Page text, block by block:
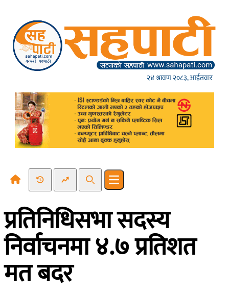
२४ श्रावण २०८३, आईतवार
Recent NewsTrending News
SearchOpen main menu
प्रतिनिधिसभा सदस्य
निर्वाचनमा ४.७ प्रतिशत
मत बदर